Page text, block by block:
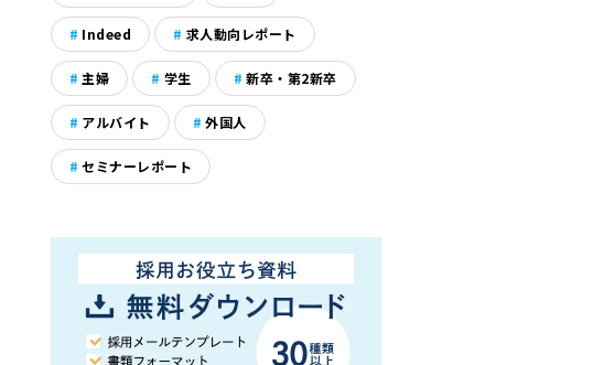
Indeed 求人動向レポート
主婦 学生 新卒・第2新卒
アルバイト 外国人
セミナーレポート